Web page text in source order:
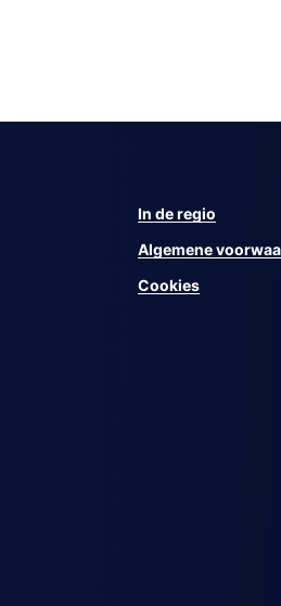
In de regio
Algemene
Cookies